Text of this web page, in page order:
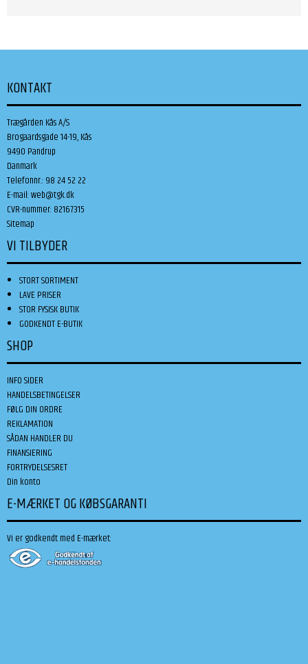
KONTAKT
Trægården Kås A/S
Brogaardsgade 14-19, Kås
9490 Pandrup
Danmark
Telefonnr.: 98 24 52 22
E-mail:web@tgk.dk
CVR-nummer: 82167315
Sitemap
VI TILBYDER
STORT SORTIMENT
LAVE PRISER
STOR FYSISK BUTIK
GODKENDT E-BUTIK
SHOP
INFO SIDER
HANDELSBETINGELSER
FØLG DIN ORDRE
REKLAMATION
SÅDAN HANDLER DU
FINANSIERING
FORTRYDELSESRET
Din konto
E-MÆRKET OG KØBSGARANTI
Vi er godkendt med E-mærket: